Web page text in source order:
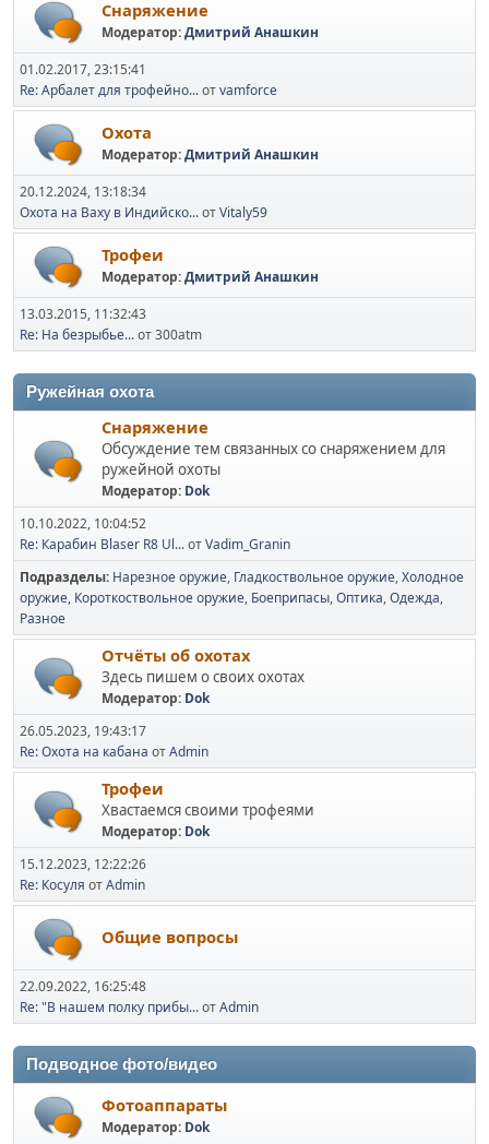
Снаряжение
Модератор:Дмитрий Анашкин
01.02.2017, 23:15:41
Re: Арбалет для трофейно...отvamforce
Охота
Модератор:Дмитрий Анашкин
20.12.2024, 13:18:34
Охота на Ваху в Индийско...отVitaly59
Трофеи
Модератор:Дмитрий Анашкин
13.03.2015, 11:32:43
Re: На безрыбье...от 300atm
Ружейная охота
Снаряжение
Обсуждение тем связанных со снаряжением для
ружейной охоты
Модератор: Dok
10.10.2022, 10:04:52
Re: Карабин Blaser R8 Ul...отVadim_Granin
Подразделы Нарезное оружие Гладкоствольное оружие Холодное
оружие Короткоствольное оружие Боеприпасы Оптика Одежда
Разное
Отчёты об охотах
Здесь пишем о своих охотах
Модератор: Dok
26.05.2023, 19:43:17
Re: Охота на кабана отAdmin
Трофеи
Хвастаемся своими трофеями
Модератор: Dok
15.12.2023, 12:22:26
Re: Косуля отAdmin
Общие вопросы
22.09.2022, 16:25:48
Re: "В нашем полку прибы...отAdmin
Подводное фото/видео
Фотоаппараты
Модератор: Dok